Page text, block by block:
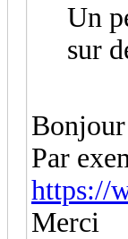
Un
sur
Bonjour
Par
https://
Merci